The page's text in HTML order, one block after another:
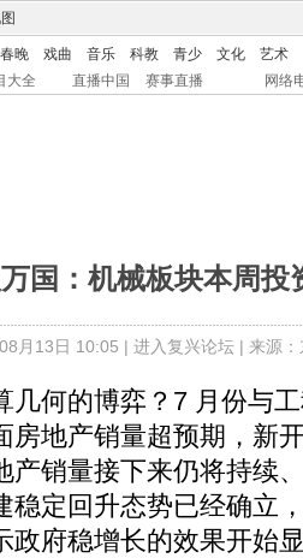
春晚 戏曲 音乐 科教 青少 文化
艺术
大全 直播中国 赛事直播 网络
国：机械板块本周投
月13日 10:05 | 进入复兴论坛| 来源
何的博弈？7 月份与工
房地产销量超预期，新
产销量接下来仍将持续
稳定回升态势已经确立
政府稳增长的效果开始